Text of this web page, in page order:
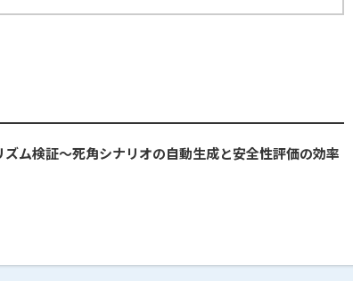
ム検証～死角シナリオの自動生成と安全性評価の効率